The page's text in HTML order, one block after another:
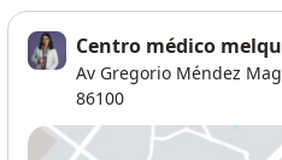
Centro médico
Av Gregorio Méndez
86100